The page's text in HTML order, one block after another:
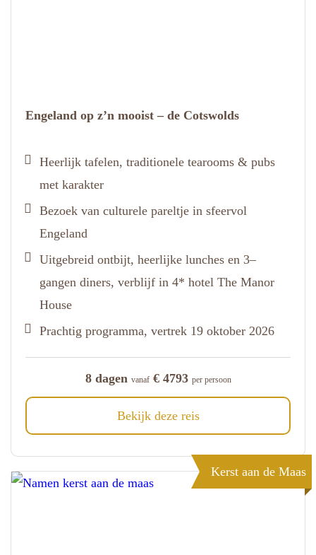
Engeland op z’n mooist – de Cotswolds
Heerlijk tafelen, traditionele tearooms & pubs
met karakter
Bezoek van culturele pareltje in sfeervol
Engeland
Uitgebreid ontbijt, heerlijke lunches en 3–
gangen diners, verblijf in 4* hotel The Manor
House
Prachtig programma, vertrek 19 oktober 2026
8 dagen vanaf€ 4793 per persoon
Bekijk deze reis
Kerst aan de Maas